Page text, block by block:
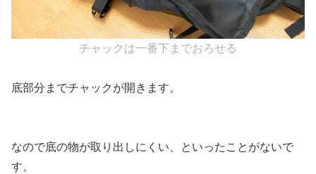
チャックは一番下までおろせる
底部分までチャックが開きます。
なので底の物が取り出しにくい、といったことがないで
す。